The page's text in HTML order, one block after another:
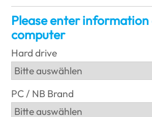
Please enter
computer
Hard drive
PC / NB Brand